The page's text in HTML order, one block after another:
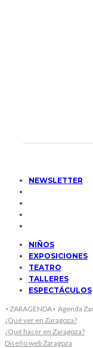
NEWSLETTER
NIÑOS
EXPOSICIONES
TEATRO
TALLERES
ESPECTÁCULOS
⋆ZARAGENDA⋆ Agenda
¿Qué ver en Zaragoza?
¿Qué hacer en Zaragoza?
Diseño web Zaragoza